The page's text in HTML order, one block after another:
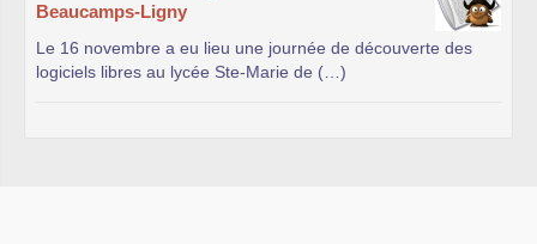
Beaucamps-Ligny
Le 16 novembre a eu lieu une journée de découverte des
logiciels libres au lycée Ste-Marie de (…)